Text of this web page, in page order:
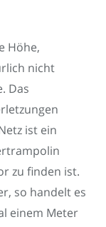
Höhe,
nicht
Das
ist ein
zu finden ist.
so handelt es
einem Meter